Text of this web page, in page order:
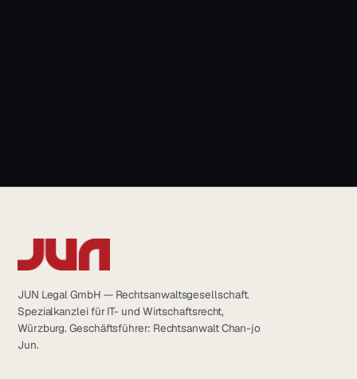
JUN Legal GmbH — Rechtsanwaltsgesellschaft.
Spezialkanzlei für IT- und Wirtschaftsrecht,
Würzburg. Geschäftsführer: Rechtsanwalt Chan-jo
Jun.